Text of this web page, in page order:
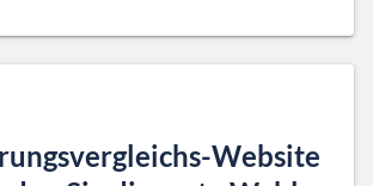
Website